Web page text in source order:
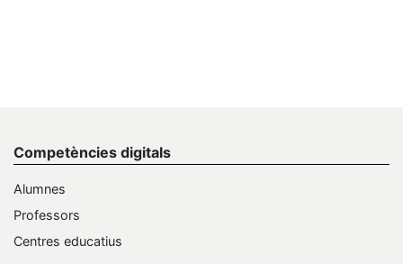
Competències digitals
Alumnes
Professors
Centres educatius